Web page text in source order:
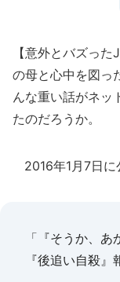
【意外とバズっ
の母と心中を図
んな重い話がネッ
たのだろうか。
2016年1月7日に
「 『そうか、
『後追い自殺